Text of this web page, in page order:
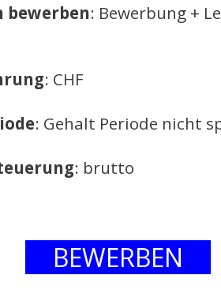
bewerben: Bewerbung +
: CHF
: Gehalt Periode nicht
: brutto
BEWERBEN